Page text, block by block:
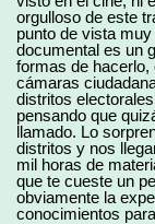
orgulloso de este
punto de vista
documental es un
formas de hacerlo,
cámaras
distritos
pensando que
llamado. Lo
distritos y nos
mil horas de
que te cueste un
obviamente la
conocimientos